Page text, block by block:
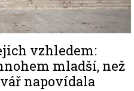
vzhledem:
mladší, než
napovídala